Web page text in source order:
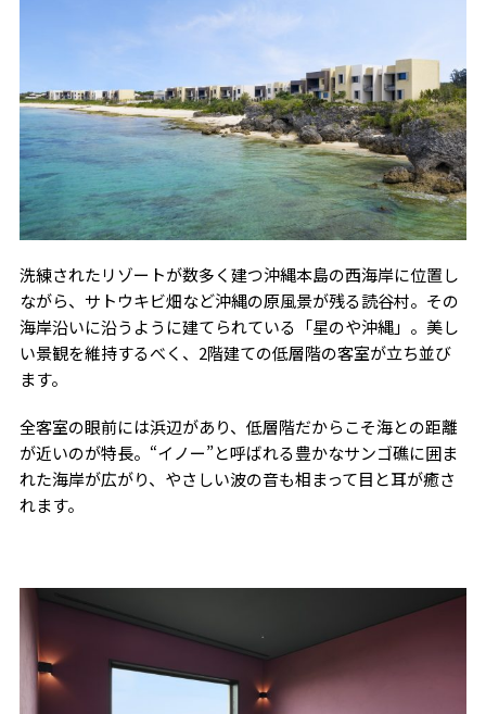
洗練されたリゾートが数多く建つ沖縄本島の西海岸に位置し
ながら、サトウキビ畑など沖縄の原風景が残る読谷村。その
海岸沿いに沿うように建てられている「星のや沖縄」。美し
い景観を維持するべく、2階建ての低層階の客室が立ち並び
ます。
全客室の眼前には浜辺があり、低層階だからこそ海との距離
が近いのが特長。“イノー”と呼ばれる豊かなサンゴ礁に囲ま
れた海岸が広がり、やさしい波の音も相まって目と耳が癒さ
れます。